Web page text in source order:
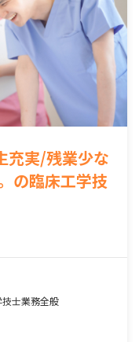
充実/残業少な
の臨床工学技
士業務全般